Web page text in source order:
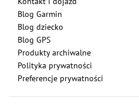
Blog Garmin
Blog dziecko
Blog GPS
Produkty archiwalne
Polityka prywatności
Preferencje prywatności